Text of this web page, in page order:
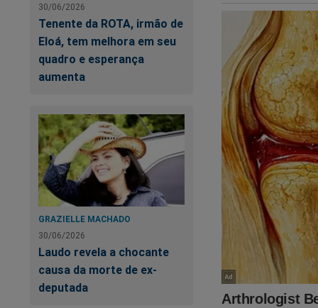
30/06/2026
Tenente da ROTA, irmão de
Eloá, tem melhora em seu
quadro e esperança
aumenta
GRAZIELLE MACHADO
30/06/2026
Laudo revela a chocante
causa da morte de ex-
deputada
caso é um
tomada
possível de
O erro da
ao
discreta,
profissão
uma figura
revista.
Em sua